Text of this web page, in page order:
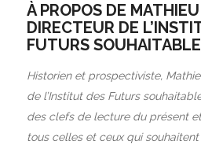
À PROPOS DE
DIRECTEUR DE
FUTURS
Historien et prospectiviste,
de l’Institut des Futurs
des clefs de lecture du présent
tous celles et ceux qui